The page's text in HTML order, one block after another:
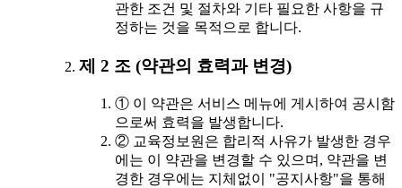
관한 조건 및 절차와 기타 필요한 사항을 규
정하는 것을 목적으로 합니다.
제 2 조 (약관의 효력과 변경)
① 이 약관은 서비스 메뉴에 게시하여 공시함
으로써 효력을 발생합니다.
② 교육정보원은 합리적 사유가 발생한 경우
에는 이 약관을 변경할 수 있으며, 약관을 변
경한 경우에는 지체없이 "공지사항"을 통해